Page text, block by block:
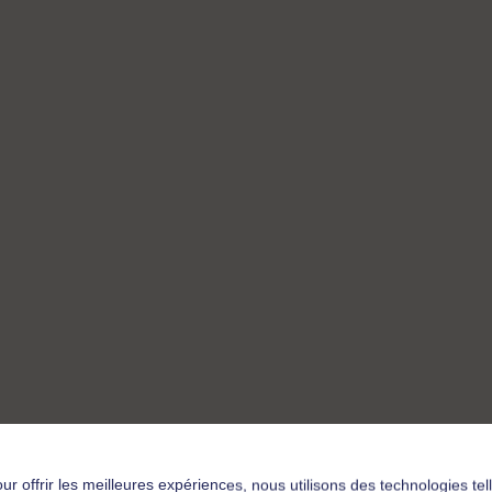
offrir les meilleures expériences, nous utilisons des technologies